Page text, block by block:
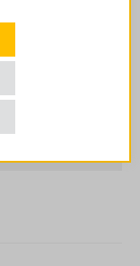
vijesti… A evo
do 42